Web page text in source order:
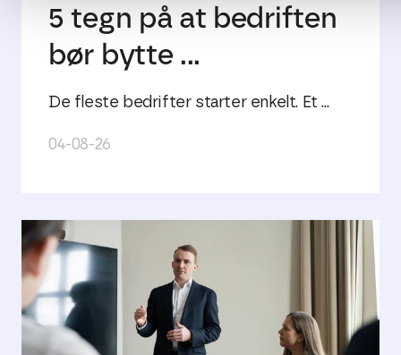
5 tegn på at bedriften
bør bytte ...
De fleste bedrifter starter enkelt. Et ...
04-08-26